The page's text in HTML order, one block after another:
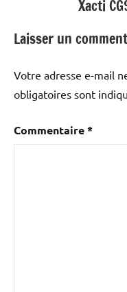
Xacti
Laisser un
Votre adresse e-mail
obligatoires sont
Commentaire*